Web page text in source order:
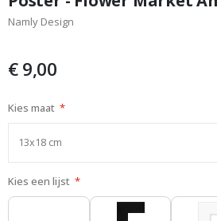
het
begin
afbeeldingen-
Namly Design
€ 9,00
Kies maat
Kies een lijst